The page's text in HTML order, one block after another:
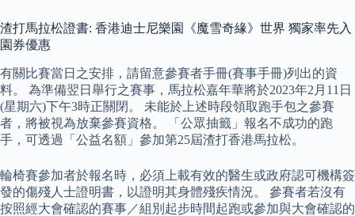
渣打馬拉松證書: 香港迪士尼樂園《魔雪奇緣》世界 獨家率先入
園券優惠
有關比賽當日之安排，請留意參賽者手冊(賽事手冊)列出的資
料。 為準備翌日舉行之賽事，馬拉松嘉年華將於2023年2月11日
(星期六)下午3時正關閉。 未能於上述時段領取跑手包之參賽
者，將被視為放棄參賽資格。 「公眾抽籤」報名不成功的跑
手，可透過「公益名額」參加第25屆渣打香港馬拉松。
輪椅賽參加者於報名時，必須上載有效的醫生或政府認可機構簽
發的傷殘人士證明書，以證明其身體殘疾情況。 參賽者若沒有
按照經大會確認的賽事／組別起步時間起跑或參加與大會確認的